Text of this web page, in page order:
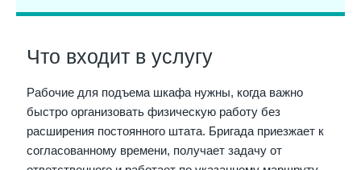
Что входит в услугу
Рабочие для подъема шкафа нужны, когда важно
быстро организовать физическую работу без
расширения постоянного штата. Бригада приезжает к
согласованному времени, получает задачу от